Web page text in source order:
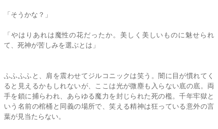
「そうかな？」
「やはりあれは魔性の花だったか。美しく美しいものに魅せられ
て、死神が苦しみを選ぶとは」
ふふふふと、肩を震わせてジルコニックは笑う。闇に目が慣れてく
ると見えるかもしれないが、ここは光が微塵も入らない底の底。両
手を鎖に捕らわれ、あらゆる魔力を封じられた死の檻。千年牢獄と
いう名前の棺桶と同義の場所で、笑える精神は狂っている意外の言
葉が見当たらない。